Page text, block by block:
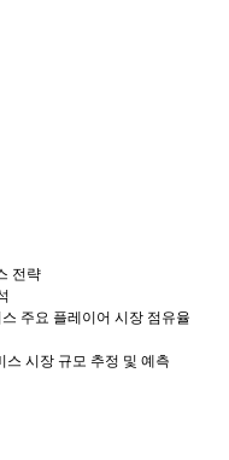
전략
주요 플레이어 시장 점유율
시장 규모 추정 및 예측